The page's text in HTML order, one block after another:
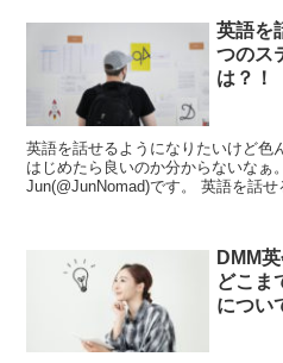
英語を
つのス
は？！
英語を話せるようになりたいけど色
はじめたら良いのか分からないなぁ。。。 こ
Jun(@JunNomad)です。 英語を話せるようになりたい方は多いと言
DMM
どこま
につい